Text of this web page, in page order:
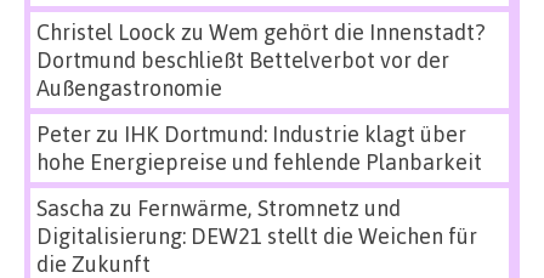
Christel Loock zu Wem gehört die Innenstadt?
Dortmund beschließt Bettelverbot vor der
Außengastronomie
Peterzu IHK Dortmund: Industrie klagt über
hohe Energiepreise und fehlende Planbarkeit
Sascha zu Fernwärme, Stromnetz und
Digitalisierung: DEW21 stellt die Weichen für
die Zukunft